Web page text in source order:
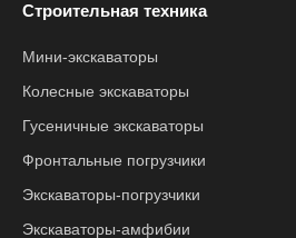
Строительная техника
Мини-экскаваторы
Колесные экскаваторы
Гусеничные экскаваторы
Фронтальные погрузчики
Экскаваторы-погрузчики
Экскаваторы-амфибии